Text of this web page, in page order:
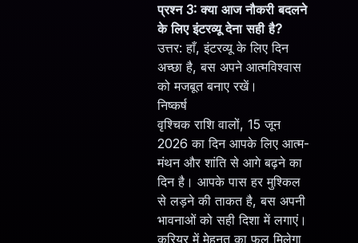
प्रश्न 3: क्या आज नौकरी बदलने
के लिए इंटरव्यू देना सही है?
उत्तर: हाँ, इंटरव्यू के लिए दिन
अच्छा है, बस अपने आत्मविश्वास
को मजबूत बनाए रखें।
निष्कर्ष
वृश्चिक राशि वालों, 15 जून
2026 का दिन आपके लिए आत्म-
मंथन और शांति से आगे बढ़ने का
दिन है। आपके पास हर मुश्किल
से लड़ने की ताकत है, बस अपनी
भावनाओं को सही दिशा में लगाएं।
करियर में मेहनत का फल मिलेगा